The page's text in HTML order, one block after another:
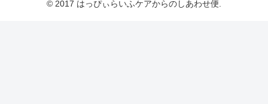
© 2017 はっぴぃらいふケアからのしあわせ便.